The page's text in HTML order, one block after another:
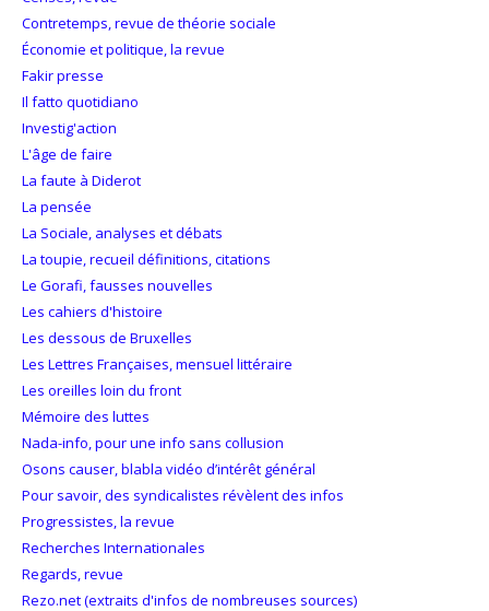
Contretemps, revue de théorie sociale
Économie et politique, la revue
Fakir presse
Il fatto quotidiano
Investig'action
L'âge de faire
La faute à Diderot
La pensée
La Sociale, analyses et débats
La toupie, recueil définitions, citations
Le Gorafi, fausses nouvelles
Les cahiers d'histoire
Les dessous de Bruxelles
Les Lettres Françaises, mensuel littéraire
Les oreilles loin du front
Mémoire des luttes
Nada-info, pour une info sans collusion
Osons causer, blabla vidéo d’intérêt général
Pour savoir, des syndicalistes révèlent des infos
Progressistes, la revue
Recherches Internationales
Regards, revue
Rezo.net (extraits d'infos de nombreuses sources)